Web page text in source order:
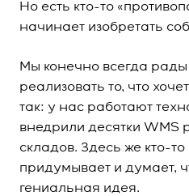
Но есть кто-то
начинает изобретать
Мы конечно всегда
реализовать то, что
так: у нас работают
внедрили десятки WMS
складов. Здесь же кто-то
придумывает и думает,
гениальная идея.